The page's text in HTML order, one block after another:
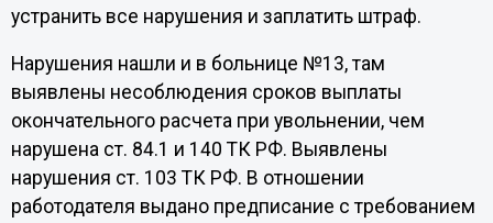
устранить все нарушения и заплатить штраф.
Нарушения нашли и в больнице №13, там
выявлены несоблюдения сроков выплаты
окончательного расчета при увольнении, чем
нарушена ст. 84.1 и 140 ТК РФ. Выявлены
нарушения ст. 103 ТК РФ. В отношении
работодателя выдано предписание с требованием